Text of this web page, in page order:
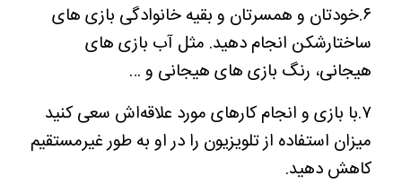
۶.خودتان و همسرتان و بقیه خانوادگی بازی های
ساختارشکن انجام دهید. مثل آب بازی های
هیجانی، رنگ بازی های هیجانی و …
۷.با بازی و انجام کارهای مورد علاقه‌اش سعی کنید
میزان استفاده از تلویزیون را در او به طور غیرمستقیم
کاهش دهید.